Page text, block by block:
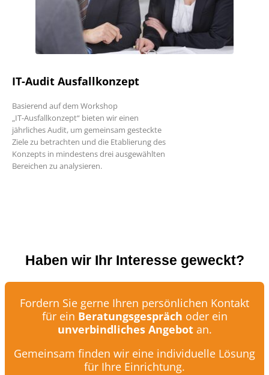
IT-Audit Ausfallkonzept
Basierend auf dem Workshop
„IT-Ausfallkonzept“ bieten wir einen
jährliches Audit, um gemeinsam gesteckte
Ziele zu betrachten und die Etablierung des
Konzepts in mindestens drei ausgewählten
Bereichen zu analysieren.
Haben wir Ihr Interesse geweckt?
Fordern Sie gerne Ihren persönlichen Kontakt
für ein Beratungsgespräch oder ein
unverbindliches Angebotan.
Gemeinsam finden wir eine individuelle Lösung
für Ihre Einrichtung.